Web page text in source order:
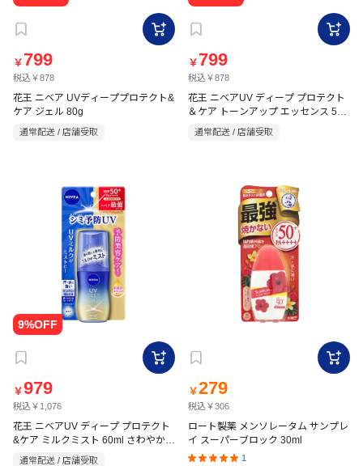
￥ 799
税込￥878
花王 ニベア UVディーププロテクト&
ケア ジェル 80g
通常配送 / 店舗受取
￥ 799
税込￥878
花王 ニベアUV ディープ プロテクト
＆ケア トーンアップ エッセンス 50g
クリアローズの香り
通常配送 / 店舗受取
￥979
税込￥1,076
花王 ニベアUV ディープ プロテクト
&ケア ミルクミスト 60ml さわやかで
透明感あるクリアフローラルの香り
通常配送 / 店舗受取
￥279
税込￥306
ロート製薬 メンソレータム サンプレ
イ スーパーブロック 30ml
1